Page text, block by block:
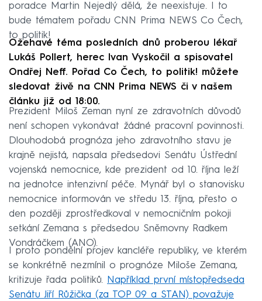
poradce Martin Nejedlý dělá, že neexistuje. I to
bude tématem pořadu CNN Prima NEWS Co Čech,
to politik!
Ožehavé téma posledních dnů proberou lékař
Lukáš Pollert, herec Ivan Vyskočil a spisovatel
Ondřej Neff. Pořad Co Čech, to politik! můžete
sledovat živě na CNN Prima NEWS či v našem
článku již od 18:00.
Prezident Miloš Zeman nyní ze zdravotních důvodů
není schopen vykonávat žádné pracovní povinnosti.
Dlouhodobá prognóza jeho zdravotního stavu je
krajně nejistá, napsala předsedovi Senátu Ústřední
vojenská nemocnice, kde prezident od 10. října leží
na jednotce intenzivní péče. Mynář byl o stanovisku
nemocnice informován ve středu 13. října, přesto o
den později zprostředkoval v nemocničním pokoji
setkání Zemana s předsedou Sněmovny Radkem
Vondráčkem (ANO).
I proto pondělní projev kancléře republiky, ve kterém
se konkrétně nezmínil o prognóze Miloše Zemana,
kritizuje řada politiků. Například první místopředseda
Senátu Jiří Růžička (za TOP 09 a STAN) považuje